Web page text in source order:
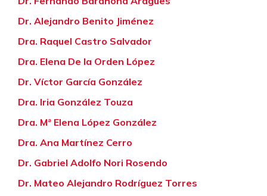
Dr. Alejandro Benito Jiménez
Dra. Raquel Castro Salvador
Dra. Elena De la Orden López
Dr. Víctor García González
Dra. Iria González Touza
Dra. Mª Elena López González
Dra. Ana Martínez Cerro
Dr. Gabriel Adolfo Nori Rosendo
Dr. Mateo Alejandro Rodríguez Torres